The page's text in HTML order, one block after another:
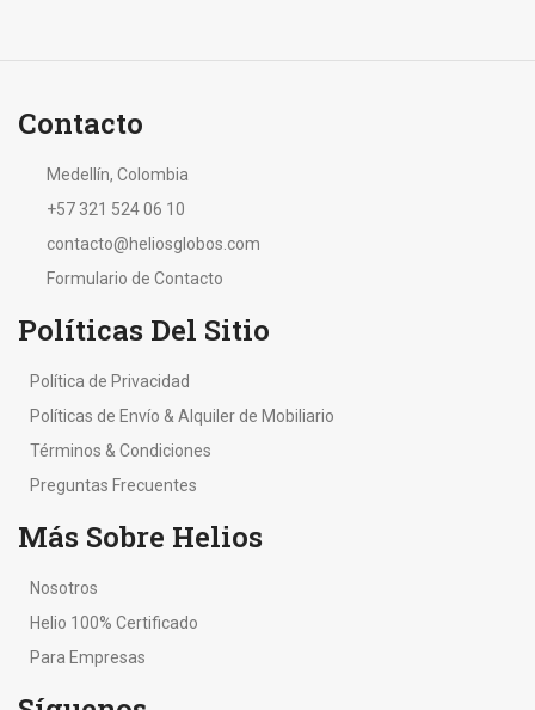
Contacto
Medellín, Colombia
+57 321 524 06 10
contacto@heliosglobos.com
Formulario de Contacto
Políticas Del Sitio
Política de Privacidad
Políticas de Envío & Alquiler de Mobiliario
Términos & Condiciones
Preguntas Frecuentes
Más Sobre Helios
Nosotros
Helio 100% Certificado
Para Empresas